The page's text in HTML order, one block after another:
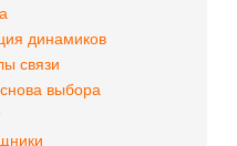
динамиков
связи
выбора